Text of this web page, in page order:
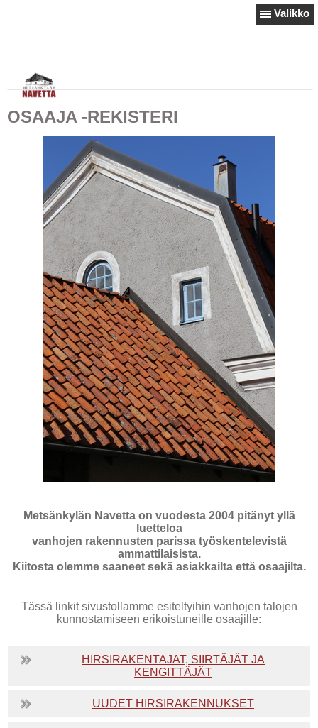
Valikko
OSAAJA -REKISTERI
Metsänkylän Navetta on vuodesta 2004 pitänyt yllä
luetteloa
vanhojen rakennusten parissa työskentelevistä
ammattilaisista.
Kiitosta olemme saaneet sekä asiakkailta että osaajilta.
Tässä linkit sivustollamme esiteltyihin vanhojen talojen
kunnostamiseen erikoistuneille osaajille:
HIRSIRAKENTAJAT, SIIRTÄJÄT JA
KENGITTÄJÄT
UUDET HIRSIRAKENNUKSET